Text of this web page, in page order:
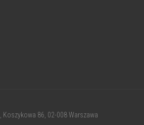
, Koszykowa 86, 02-008 Warszawa